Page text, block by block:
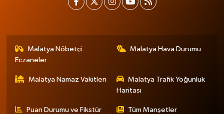
Malatya Nöbetçi
Eczaneler
Malatya Hava Durumu
Malatya Namaz Vakitleri
Malatya Trafik Yoğunluk
Haritası
Puan Durumu ve Fikstür Tüm Manşetler